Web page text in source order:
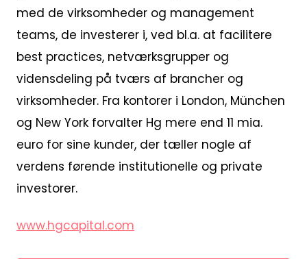
med de virksomheder og management
teams, de investerer i, ved bl.a. at facilitere
best practices, netværksgrupper og
vidensdeling på tværs af brancher og
virksomheder. Fra kontorer i London, München
og New York forvalter Hg mere end 11 mia.
euro for sine kunder, der tæller nogle af
verdens førende institutionelle og private
investorer.
www.hgcapital.com